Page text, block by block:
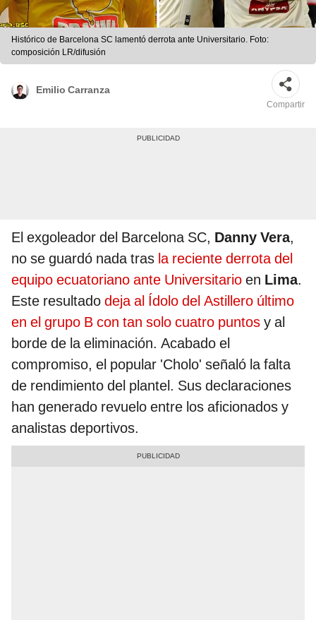
Histórico de Barcelona SC lamentó derrota ante Universitario. Foto:
composición LR/difusión
Emilio Carranza
Compartir
El exgoleador del Barcelona SC, Danny Vera,
no se guardó nada tras la reciente derrota del
equipo ecuatoriano ante Universitario en Lima.
Este resultado deja al Ídolo del Astillero último
en el grupo B con tan solo cuatro puntos y al
borde de la eliminación. Acabado el
compromiso, el popular 'Cholo' señaló la falta
de rendimiento del plantel. Sus declaraciones
han generado revuelo entre los aficionados y
analistas deportivos.